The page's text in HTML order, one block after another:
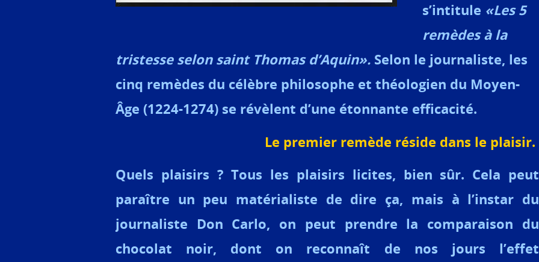
s’intitule «Les 5
remèdes à la
tristesse selon saint Thomas d’Aquin». Selon le journaliste, les
cinq remèdes du célèbre philosophe et théologien du Moyen-
Âge (1224-1274) se révèlent d’une étonnante efficacité.
Le premier remède réside dans le plaisir.
Quels plaisirs ? Tous les plaisirs licites, bien sûr. Cela peut
paraître un peu matérialiste de dire ça, mais à l’instar du
journaliste Don Carlo, on peut prendre la comparaison du
chocolat noir, dont on reconnaît de nos jours l’effet